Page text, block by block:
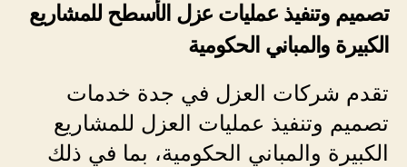
تصميم وتنفيذ عمليات عزل الأسطح للمشاريع
الكبيرة والمباني الحكومية
تقدم شركات العزل في جدة خدمات
تصميم وتنفيذ عمليات العزل للمشاريع
الكبيرة والمباني الحكومية، بما في ذلك